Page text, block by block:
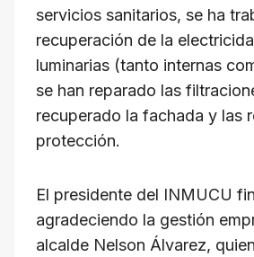
servicios sanitarios, se ha
recuperación de la
luminarias (tanto internas
se han reparado las
recuperado la fachada y las
protección.
El presidente del INMUCU
agradeciendo la gestión
alcalde Nelson Álvarez,